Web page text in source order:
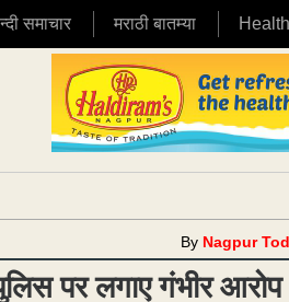
समाचार मराठी बातम्या Health
By Nagpur
पर लगाए गंभीर आरोप